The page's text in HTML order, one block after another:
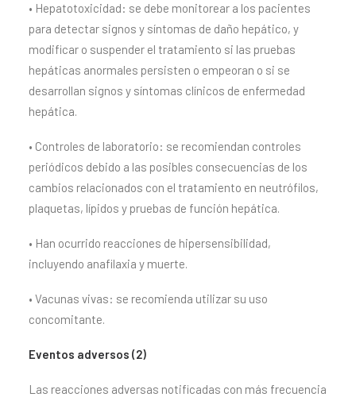
• Hepatotoxicidad: se debe monitorear a los pacientes
para detectar signos y síntomas de daño hepático, y
modificar o suspender el tratamiento si las pruebas
hepáticas anormales persisten o empeoran o si se
desarrollan signos y síntomas clínicos de enfermedad
hepática.
• Controles de laboratorio: se recomiendan controles
periódicos debido a las posibles consecuencias de los
cambios relacionados con el tratamiento en neutrófilos,
plaquetas, lípidos y pruebas de función hepática.
• Han ocurrido reacciones de hipersensibilidad,
incluyendo anafilaxia y muerte.
• Vacunas vivas: se recomienda utilizar su uso
concomitante.
Eventos adversos (2)
Las reacciones adversas notificadas con más frecuencia